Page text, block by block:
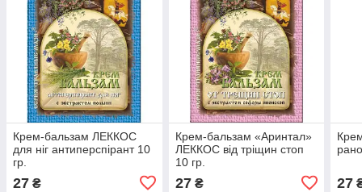
Крем-бальзам ЛЕККОС
для ніг антиперспірант 10
гр.
27 ₴
Крем-бальзам «Аринтал»
ЛЕККОС від тріщин стоп
10 гр.
27₴ 27